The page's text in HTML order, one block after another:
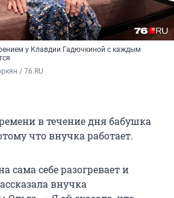
у Клавдии Гадючкиной с каждым
/ 76.RU
в течение дня бабушка
что внучка работает.
сама себе разогревает и
внучка